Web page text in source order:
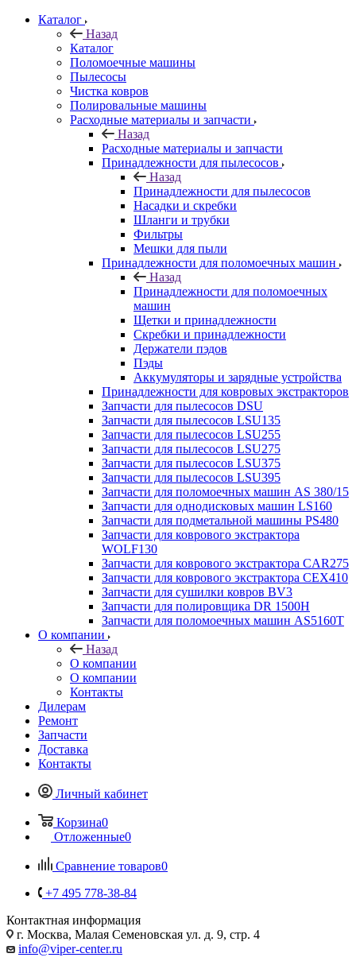
Каталог
Назад
Каталог
Поломоечные машины
Пылесосы
Чистка ковров
Полировальные машины
Расходные материалы и запчасти
Назад
Расходные материалы и запчасти
Принадлежности для пылесосов
Назад
Принадлежности для пылесосов
Насадки и скребки
Шланги и трубки
Фильтры
Мешки для пыли
Принадлежности для поломоечных машин
Назад
Принадлежности для поломоечных
машин
Щетки и принадлежности
Скребки и принадлежности
Держатели пэдов
Пэды
Аккумуляторы и зарядные устройства
Принадлежности для ковровых экстракторов
Запчасти для пылесосов DSU
Запчасти для пылесосов LSU135
Запчасти для пылесосов LSU255
Запчасти для пылесосов LSU275
Запчасти для пылесосов LSU375
Запчасти для пылесосов LSU395
Запчасти для поломоечных машин AS 380/15
Запчасти для однодисковых машин LS160
Запчасти для подметальной машины PS480
Запчасти для коврового экстрактора
WOLF130
Запчасти для коврового экстрактора CAR275
Запчасти для коврового экстрактора CEX410
Запчасти для сушилки ковров BV3
Запчасти для полировщика DR 1500H
Запчасти для поломоечных машин AS5160T
О компании
Назад
О компании
О компании
Контакты
Дилерам
Ремонт
Запчасти
Доставка
Контакты
Личный кабинет
Корзина0
Отложенные0
Сравнение товаров0
+7 495 778-38-84
Контактная информация
г. Москва, Малая Семеновская ул. д. 9, стр. 4
info@viper-center.ru